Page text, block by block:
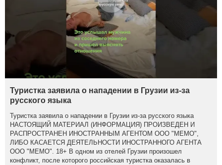
Туристка заявила о нападении в Грузии из-за
русского языка
Туристка заявила о нападении в Грузии из-за русского языка
НАСТОЯЩИЙ МАТЕРИАЛ (ИНФОРМАЦИЯ) ПРОИЗВЕДЕН И
РАСПРОСТРАНЕН ИНОСТРАННЫМ АГЕНТОМ ООО "МЕМО",
ЛИБО КАСАЕТСЯ ДЕЯТЕЛЬНОСТИ ИНОСТРАННОГО АГЕНТА
ООО "МЕМО". 18+ В одном из отелей Грузии произошел
конфликт, после которого российская туристка оказалась в